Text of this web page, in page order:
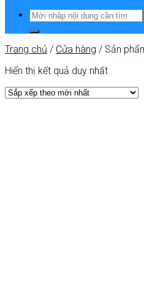
Trang chủ / Cửa hàng / Sản
Hiển thị kết quả duy nhất